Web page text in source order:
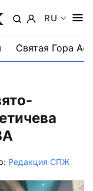
RU
Святая Гора
Редакция СПЖ